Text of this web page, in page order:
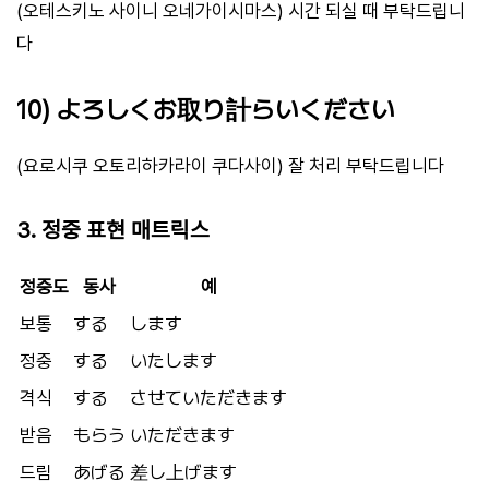
(오테스키노 사이니 오네가이시마스) 시간 되실 때 부탁드립니
다
10) よろしくお取り計らいください
(요로시쿠 오토리하카라이 쿠다사이) 잘 처리 부탁드립니다
3. 정중 표현 매트릭스
정중도 동사
예
보통
する
します
정중
する
いたします
격식
する
させていただきます
받음
もらう いただきます
드림
あげる 差し上げます